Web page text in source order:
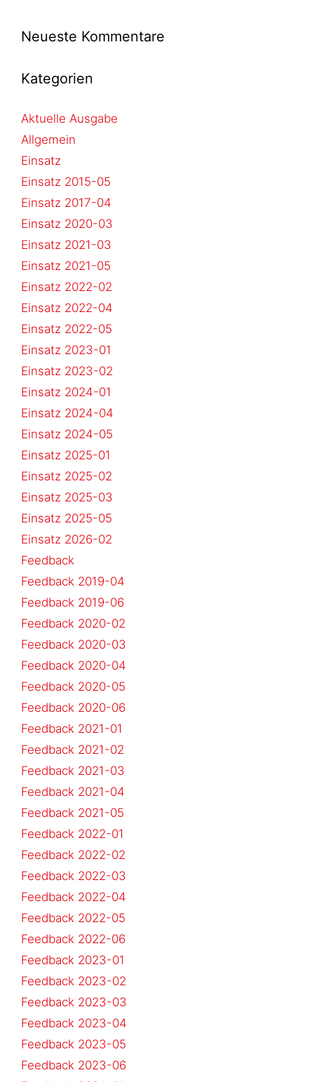
Neueste Kommentare
Kategorien
Aktuelle Ausgabe
Allgemein
Einsatz
Einsatz 2015-05
Einsatz 2017-04
Einsatz 2020-03
Einsatz 2021-03
Einsatz 2021-05
Einsatz 2022-02
Einsatz 2022-04
Einsatz 2022-05
Einsatz 2023-01
Einsatz 2023-02
Einsatz 2024-01
Einsatz 2024-04
Einsatz 2024-05
Einsatz 2025-01
Einsatz 2025-02
Einsatz 2025-03
Einsatz 2025-05
Einsatz 2026-02
Feedback
Feedback 2019-04
Feedback 2019-06
Feedback 2020-02
Feedback 2020-03
Feedback 2020-04
Feedback 2020-05
Feedback 2020-06
Feedback 2021-01
Feedback 2021-02
Feedback 2021-03
Feedback 2021-04
Feedback 2021-05
Feedback 2022-01
Feedback 2022-02
Feedback 2022-03
Feedback 2022-04
Feedback 2022-05
Feedback 2022-06
Feedback 2023-01
Feedback 2023-02
Feedback 2023-03
Feedback 2023-04
Feedback 2023-05
Feedback 2023-06